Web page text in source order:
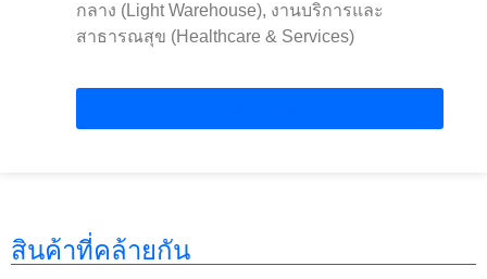
กลาง (Light Warehouse), งานบริการและ
สาธารณสุข (Healthcare & Services)
สินค้าที่คล้ายกัน